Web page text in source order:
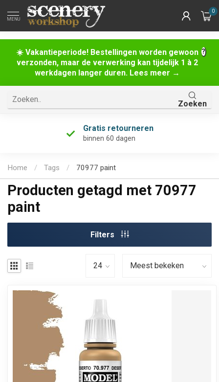
☀️ Vakantieperiode! Bestellingen worden gewoon
verzonden, maar de verwerking kan tijdelijk 1 à 2
werkdagen langer duren. Lees meer →
MENU
0
Zoeken
Gratis retourneren
binnen 60 dagen
Home / Tags / 70977 paint
Producten getagd met 70977
paint
Filters